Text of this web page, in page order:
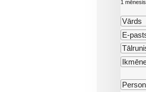
1 mēnesis